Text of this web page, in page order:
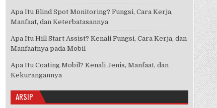
Apa Itu Blind Spot Monitoring? Fungsi, Cara Kerja,
Manfaat, dan Keterbatasannya
Apa Itu Hill Start Assist? Kenali Fungsi, Cara Kerja, dan
Manfaatnya pada Mobil
Apa Itu Coating Mobil? Kenali Jenis, Manfaat, dan
Kekurangannya
ARSIP